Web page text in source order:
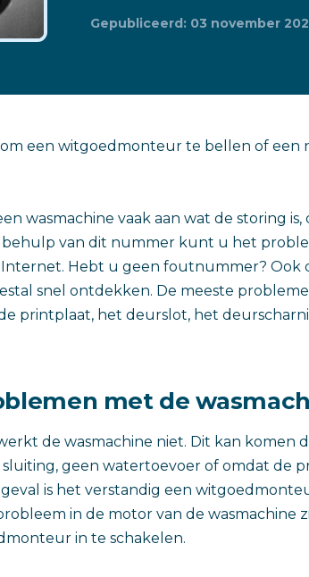
Gepubliceerd: 03 november
een witgoedmonteur te bellen of een
wasmachine vaak aan wat de storing
van dit nummer kunt u het
Hebt u geen foutnummer? Ook
snel ontdekken. De meeste
printplaat, het deurslot, het
met de
de wasmachine niet. Dit kan komen
geen watertoevoer of omdat de
is het verstandig een
in de motor van de wasmachine
in te schakelen.